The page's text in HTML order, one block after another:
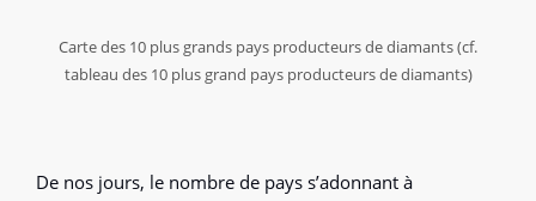
Carte des 10 plus grands pays producteurs de diamants (cf.
tableau des 10 plus grand pays producteurs de diamants)
De nos jours, le nombre de pays s’adonnant à